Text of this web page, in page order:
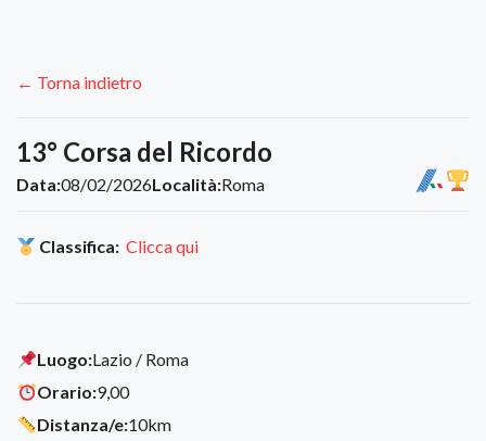
← Torna indietro
13° Corsa del Ricordo
Data:08/02/2026Località:Roma
Classifica: Clicca qui
Luogo:Lazio / Roma
Orario:9,00
Distanza/e:10km